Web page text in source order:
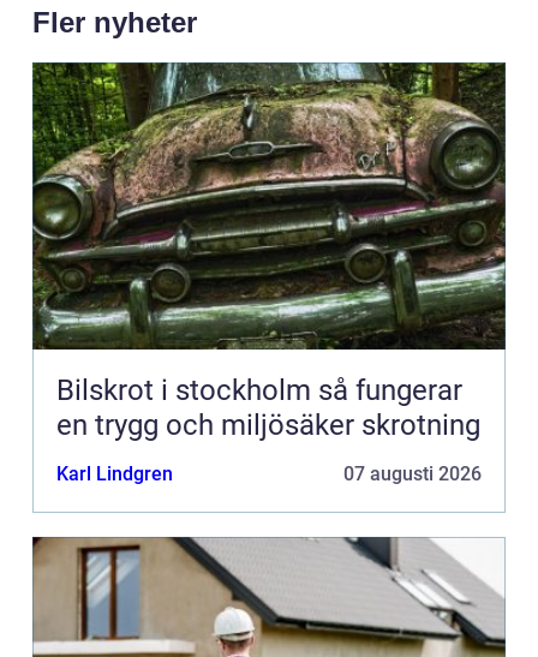
Fler nyheter
Bilskrot i stockholm så fungerar
en trygg och miljösäker skrotning
Karl Lindgren 07 augusti 2026